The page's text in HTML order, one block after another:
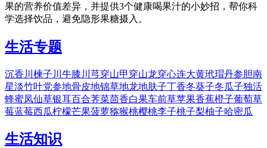
果的营养价值差异，并提供3个健康喝果汁的小妙招，帮你科
学选择饮品，避免隐形果糖摄入。
生活专题
沉香 川楝子 川牛膝 川芎穿山甲 穿山龙穿心连大黄玳瑁丹参胆南
星淡竹叶党参地骨皮地锦草地龙地肤子丁香冬葵子冬瓜子独活
蜂蜜凤仙草银耳百合荠菜茴香白果车前草苹果香蕉橙子葡萄草
莓蓝莓西瓜柠檬芒果菠萝猕猴桃樱桃李子桃子梨柚子哈密瓜
生活知识